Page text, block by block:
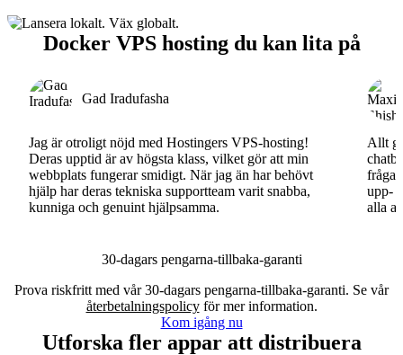
Docker VPS hosting du kan lita på
Gad Iradufasha
Jag är otroligt nöjd med Hostingers VPS-hosting!
Deras upptid är av högsta klass, vilket gör att min
webbplats fungerar smidigt. När jag än har behövt
hjälp har deras tekniska supportteam varit snabba,
kunniga och genuint hjälpsamma.
Allt
fråga.
upp-
alla
30-dagars pengarna-tillbaka-garanti
Prova riskfritt med vår 30-dagars pengarna-tillbaka-garanti. Se vår
återbetalningspolicyför mer information.
Kom igång nu
Utforska fler appar att distribuera